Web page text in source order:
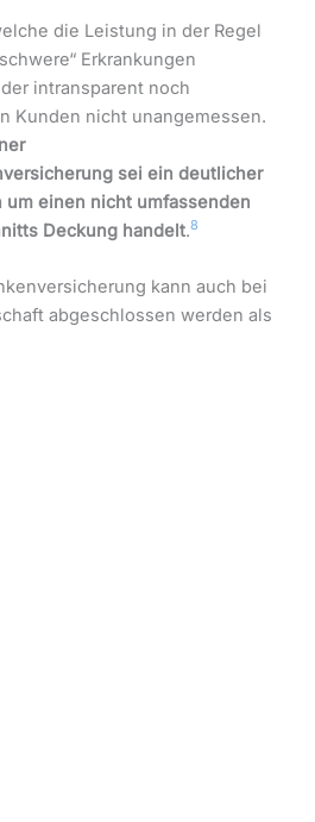
die Leistung in der Regel
Erkrankungen
intransparent noch
Kunden nicht unangemessen.
sei ein deutlicher
um einen nicht umfassenden
Deckung handelt.8
kann auch bei
abgeschlossen werden als